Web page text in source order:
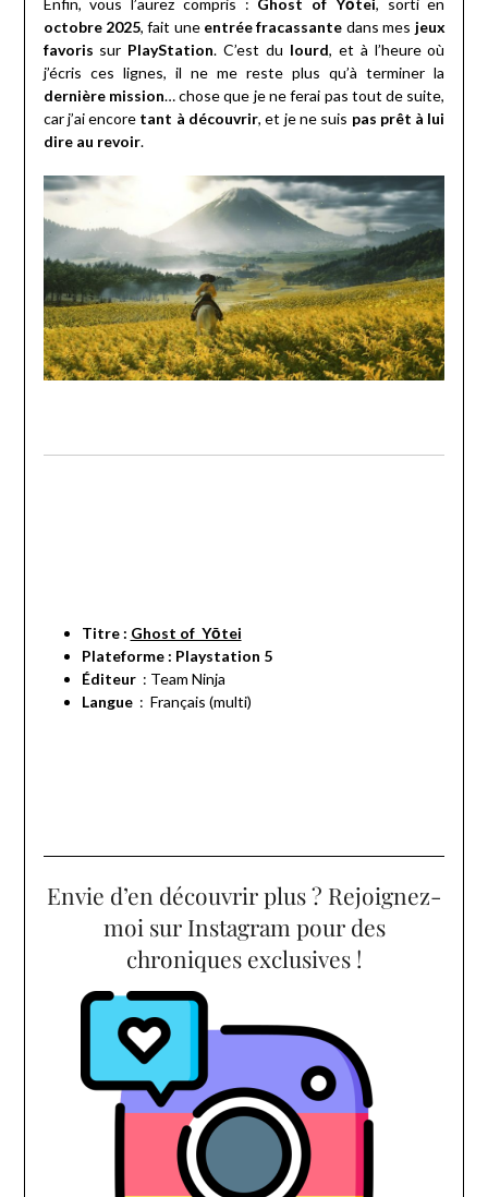
Enfin, vous l’aurez compris : Ghost of Yōtei, sorti en
octobre 2025, fait une entrée fracassante dans mes jeux
favoris sur PlayStation. C’est du lourd, et à l’heure où
j’écris ces lignes, il ne me reste plus qu’à terminer la
dernière mission… chose que je ne ferai pas tout de suite,
car j’ai encore tant à découvrir, et je ne suis pas prêt à lui
dire au revoir.
Titre : Ghost of Yōtei
Plateforme : Playstation 5
: Team Ninja
Langue ‏ : ‎ Français (multi)
Envie d’en découvrir plus ? Rejoignez-
moi sur Instagram pour des
chroniques exclusives !